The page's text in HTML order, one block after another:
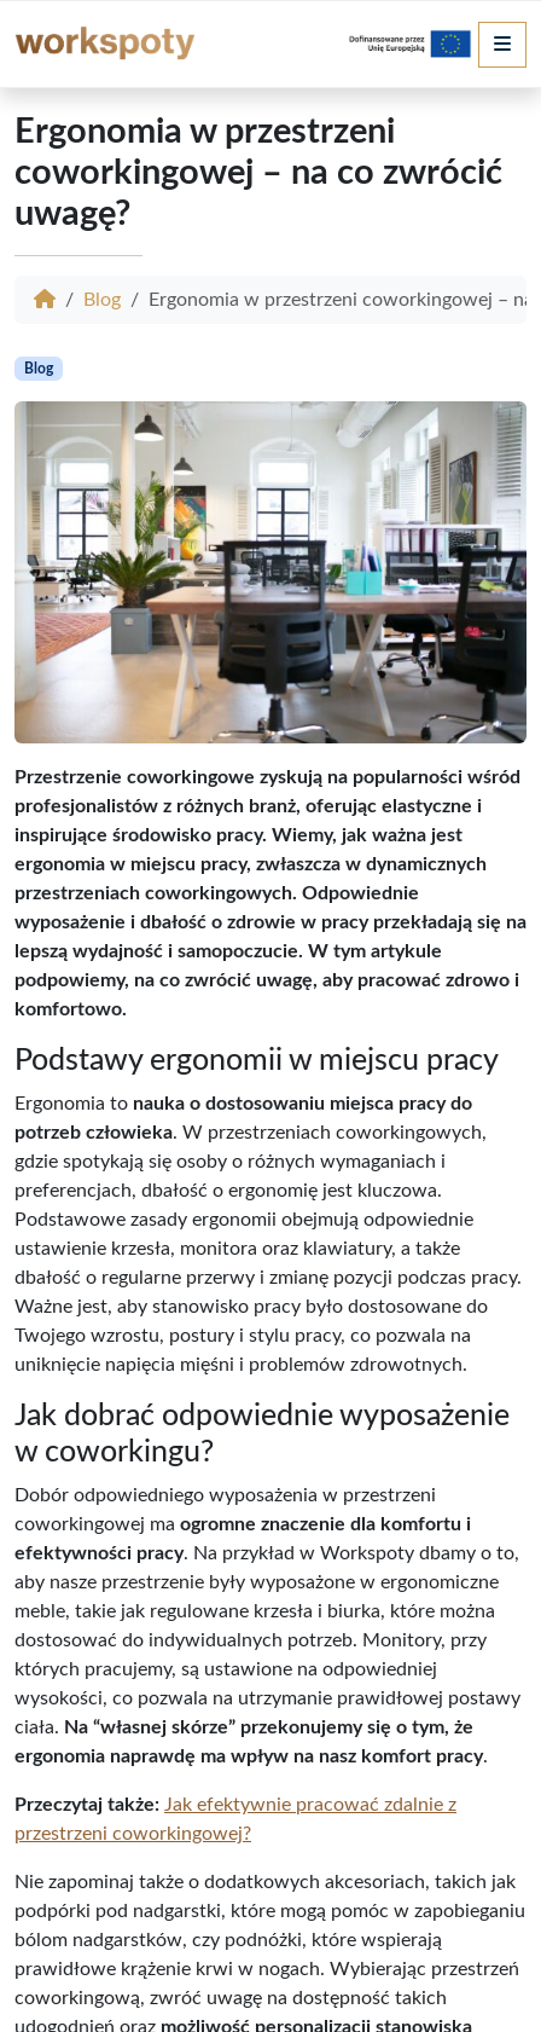
Ergonomia w przestrzeni
coworkingowej – na co zwrócić
uwagę?
Blog Ergonomia w przestrzeni coworkingowej – na
Blog
Przestrzenie coworkingowe zyskują na popularności wśród
profesjonalistów z różnych branż, oferując elastyczne i
inspirujące środowisko pracy. Wiemy, jak ważna jest
ergonomia w miejscu pracy, zwłaszcza w dynamicznych
przestrzeniach coworkingowych. Odpowiednie
wyposażenie i dbałość o zdrowie w pracy przekładają się na
lepszą wydajność i samopoczucie. W tym artykule
podpowiemy, na co zwrócić uwagę, aby pracować zdrowo i
komfortowo.
Podstawy ergonomii w miejscu pracy
Ergonomia to nauka o dostosowaniu miejsca pracy do
potrzeb człowieka. W przestrzeniach coworkingowych,
gdzie spotykają się osoby o różnych wymaganiach i
preferencjach, dbałość o ergonomię jest kluczowa.
Podstawowe zasady ergonomii obejmują odpowiednie
ustawienie krzesła, monitora oraz klawiatury, a także
dbałość o regularne przerwy i zmianę pozycji podczas pracy.
Ważne jest, aby stanowisko pracy było dostosowane do
Twojego wzrostu, postury i stylu pracy, co pozwala na
uniknięcie napięcia mięśni i problemów zdrowotnych.
Jak dobrać odpowiednie wyposażenie
w coworkingu?
Dobór odpowiedniego wyposażenia w przestrzeni
coworkingowej ma ogromne znaczenie dla komfortu i
efektywności pracy. Na przykład w Workspoty dbamy o to,
aby nasze przestrzenie były wyposażone w ergonomiczne
meble, takie jak regulowane krzesła i biurka, które można
dostosować do indywidualnych potrzeb. Monitory, przy
których pracujemy, są ustawione na odpowiedniej
wysokości, co pozwala na utrzymanie prawidłowej postawy
ciała. Na “własnej skórze” przekonujemy się o tym, że
ergonomia naprawdę ma wpływ na nasz komfort pracy.
Przeczytaj także: Jak efektywnie pracować zdalnie z
przestrzeni coworkingowej?
Nie zapominaj także o dodatkowych akcesoriach, takich jak
podpórki pod nadgarstki, które mogą pomóc w zapobieganiu
bólom nadgarstków, czy podnóżki, które wspierają
prawidłowe krążenie krwi w nogach. Wybierając przestrzeń
coworkingową, zwróć uwagę na dostępność takich
udogodnień oraz możliwość personalizacji stanowiska